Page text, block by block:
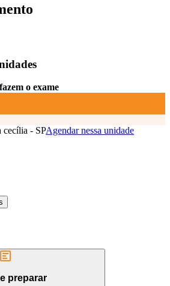
fazem o exame
cecília - SPAgendar nessa unidade
preparar